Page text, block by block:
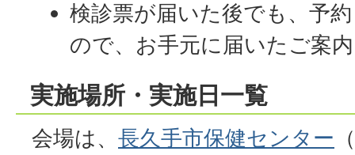
検診票が届いた後でも、予
ので、お手元に届いたご案
実施場所・実施日一覧
会場は、 長久手市保健センター